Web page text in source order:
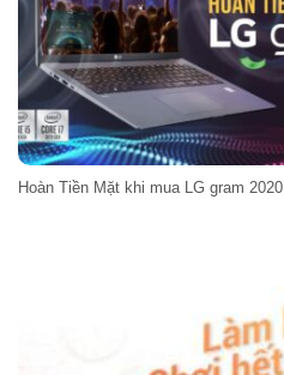
Hoàn Tiền Mặt khi mua LG gram 2020